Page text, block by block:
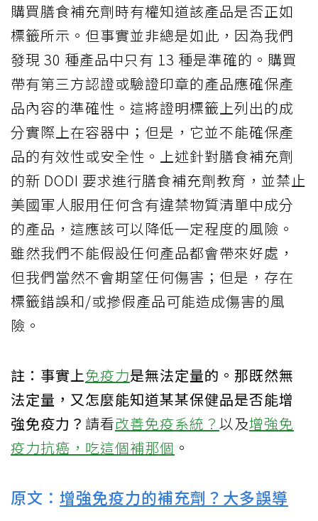
購買膳食補充劑時有權知道該產品是否正如
標籤所示。但事實並非總是如此，因為我們
發現 30 種產品中只有 13 種是準確的。購買
帶有第三方認證或驗證印章的產品應確保產
品內容的準確性。這將證明標籤上列出的成
分實際上在容器中；但是，它並不能確保產
品的有效性或安全性。上述針對膳食補充劑
的新 DODI 要求進行膳食補充劑教育，並禁止
美國軍人服用任何含有違禁物質清單中成分
的產品，這應該可以降低一定程度的風險。
雖然我們不能假設任何產品都會帶來好處，
但我們當然不會期望任何傷害；但是，存在
標籤錯誤和/或摻假產品可能造成傷害的風
險。
註：事實上免疫力是無法定量的。那既然無
法定量，又怎麼能知道某某保健品是否能增
強免疫力？ 請看改善免疫系統？ 以及增強免
疫力抗癌，吃這個補那個 。
原文： 增強免疫力的補充劑？大多誤導